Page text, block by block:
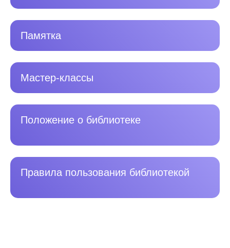
Памятка
Мастер-классы
Положение о библиотеке
Правила пользования библиотекой